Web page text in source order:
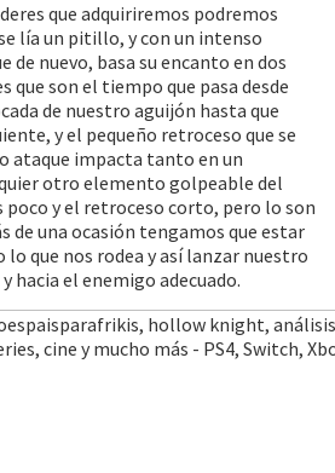
que adquiriremos podremos
lía un pitillo, y con un intenso
de nuevo, basa su encanto en dos
son el tiempo que pasa desde
de nuestro aguijón hasta que
y el pequeño retroceso que se
ataque impacta tanto en un
otro elemento golpeable del
poco y el retroceso corto, pero lo son
de una ocasión tengamos que estar
que nos rodea y así lanzar nuestro
hacia el enemigo adecuado.